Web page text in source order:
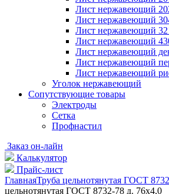
Лист нержавеющий
Лист нержавеющий
Лист нержавеющий
Лист нержавеющий
Лист нержавеющий
Лист нержавеющий
Лист нержавеющий
Уголок нержавеющий
Cопутствующие товары
Электроды
Сетка
Профнастил
Заказ он-лайн
Калькулятор
Прайс-лист
ГлавнаяТруба цельнотянутая ГОСТ
цельнотянутая ГОСТ 8732-78 д. 76х4,0